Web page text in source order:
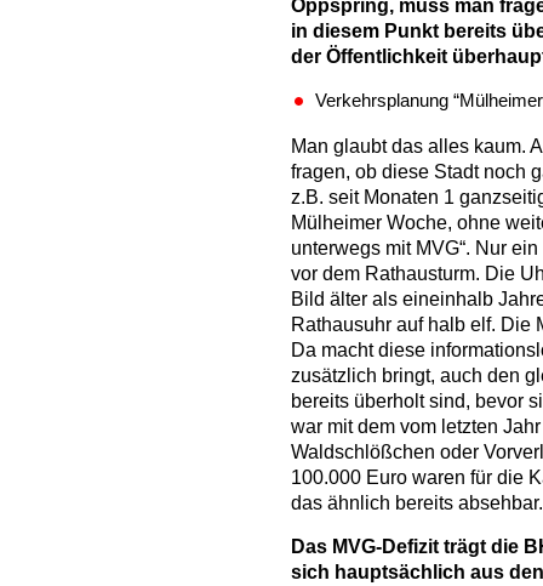
Oppspring, muss man
in diesem Punkt bereits
der Öffentlichkeit
Verkehrsplanung
Man glaubt das alles kaum.
fragen, ob diese Stadt noch
z.B. seit Monaten 1
Mülheimer Woche, ohne
unterwegs mit MVG“. Nur
vor dem Rathausturm. Die
Bild älter als eineinhalb
Rathausuhr auf halb elf. Die
Da macht diese
zusätzlich bringt, auch den
bereits überholt sind, bevor
war mit dem vom letzten
Waldschlößchen oder
100.000 Euro waren für die
das ähnlich bereits absehbar.
Das MVG-Defizit trägt die
sich hauptsächlich aus